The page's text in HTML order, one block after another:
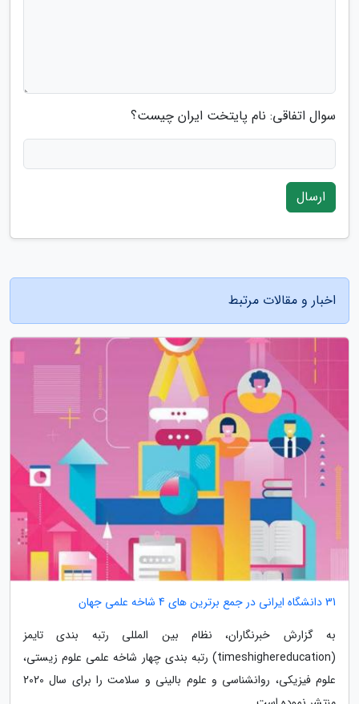
سوال اتفاقی: نام پایتخت ایران چیست؟
ارسال
اخبار و مقالات مرتبط
31 دانشگاه ایرانی در جمع برترین های 4 شاخه علمی جهان
به گزارش خبرنگاران، نظام بین المللی رتبه بندی تایمز
(timeshighereducation) رتبه بندی چهار شاخه علمی علوم زیستی،
علوم فیزیکی، روانشناسی و علوم بالینی و سلامت را برای سال 2020